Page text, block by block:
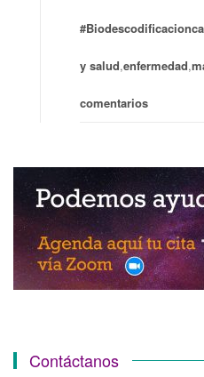
y salud,enfermedad,
comentarios
Contáctanos